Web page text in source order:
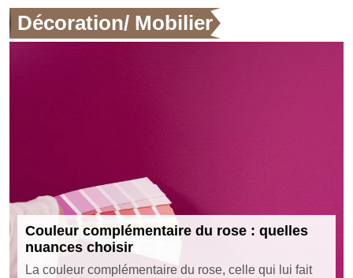
Décoration/ Mobilier
Couleur complémentaire du rose : quelles
nuances choisir
La couleur complémentaire du rose, celle qui lui fait